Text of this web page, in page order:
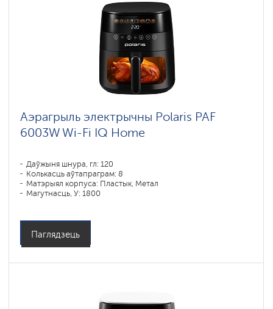
Аэрагрыль электрычны Polaris PAF
6003W Wi-Fi IQ Home
Даўжыня шнура, гл: 120
Колькасць аўтапраграм: 8
Матэрыял корпуса: Пластык, Метал
Магутнасць, У: 1800
фритюр, гриль
Паглядзець